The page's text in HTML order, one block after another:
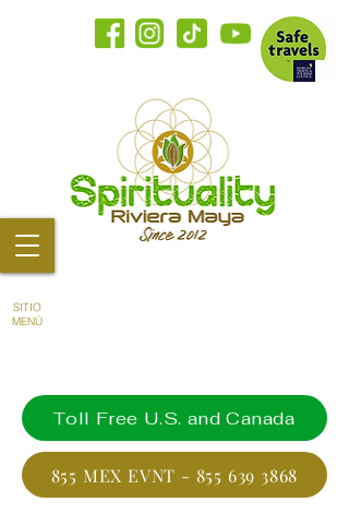
SITIO
MENÚ
Toll Free U.S. and Canada
855 MEX EVNT - 855 639 3868